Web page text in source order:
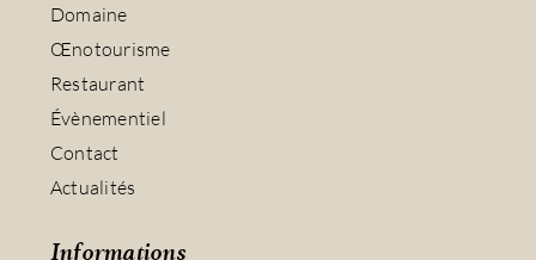
Domaine
Œnotourisme
Restaurant
Évènementiel
Contact
Actualités
Informations